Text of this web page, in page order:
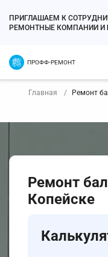
ПРИГЛАШАЕМ К
РЕМОНТНЫЕ КОМПАНИИ И
ПРОФФ-РЕМОНТ
Главная Ремонт
Ремонт
Копейске